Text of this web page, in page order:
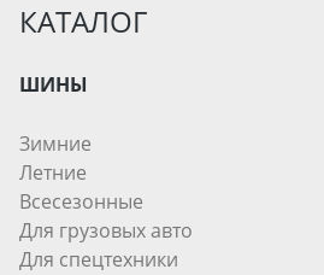
КАТАЛОГ
ШИНЫ
Зимние
Летние
Всесезонные
Для грузовых авто
Для спецтехники